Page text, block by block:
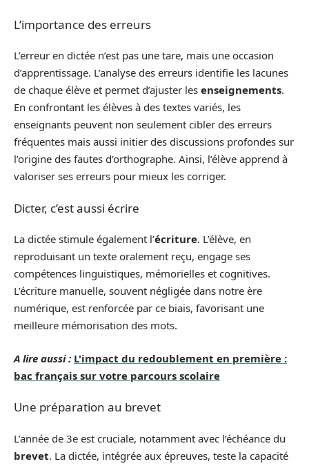
L’importance des erreurs
L’erreur en dictée n’est pas une tare, mais une occasion
d’apprentissage. L’analyse des erreurs identifie les lacunes
de chaque élève et permet d’ajuster les enseignements.
En confrontant les élèves à des textes variés, les
enseignants peuvent non seulement cibler des erreurs
fréquentes mais aussi initier des discussions profondes sur
l’origine des fautes d’orthographe. Ainsi, l’élève apprend à
valoriser ses erreurs pour mieux les corriger.
Dicter, c’est aussi écrire
La dictée stimule également l’écriture. L’élève, en
reproduisant un texte oralement reçu, engage ses
compétences linguistiques, mémorielles et cognitives.
L’écriture manuelle, souvent négligée dans notre ère
numérique, est renforcée par ce biais, favorisant une
meilleure mémorisation des mots.
A lire aussi : L'impact du redoublement en première :
bac français sur votre parcours scolaire
Une préparation au brevet
L’année de 3e est cruciale, notamment avec l’échéance du
brevet. La dictée, intégrée aux épreuves, teste la capacité